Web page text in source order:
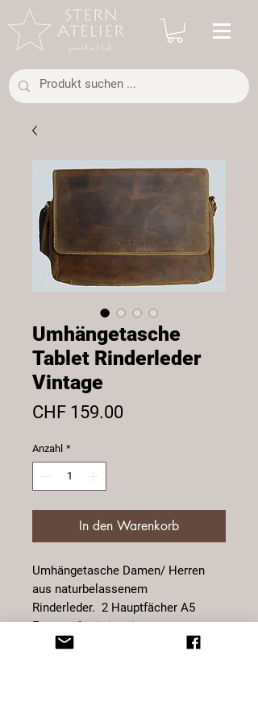
Umhängetasche
Tablet Rinderleder
Vintage
CHF 159.00
Anzahl *
In den Warenkorb
Umhängetasche Damen/ Herren
aus naturbelassenem
Rinderleder. 2 Hauptfächer A5
Format, 1 mittig mit
Reissverschluss, 1 Kleines